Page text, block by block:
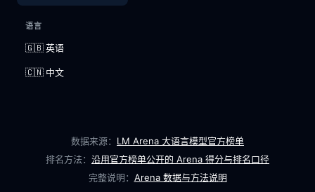
语言
🇬🇧 英语
🇨🇳 中文
数据来源： LM Arena 大语言模型官方榜单
排名方法： 沿用官方榜单公开的 Arena 得分与排名口径
完整说明： Arena 数据与方法说明